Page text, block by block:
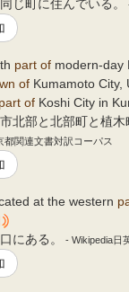
じ町に住んでいる。
part of modern-day
of Kumamoto City,
part of Koshi City in
北部と北部町と植
都関連文書対訳コーパス
at the western
にある。
- Wikipedia日